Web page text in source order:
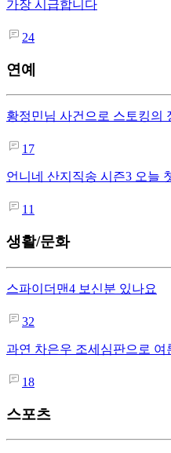
가장 시급합니다
24
연예
황정민님 사건으로 스토킹의
17
언니네 산지직송 시즌3 오늘
11
생활/문화
스파이더맨4 보신분 있나요
32
과연 차은우 조세심판으로 여
18
스포츠